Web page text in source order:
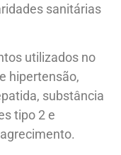
sanitárias
utilizados no
hipertensão,
substância
tipo 2 e